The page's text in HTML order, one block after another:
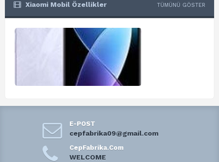
Xiaomi Mobil Özellikler TÜMÜNÜ GÖSTER
E-POST
cepfabrika09@gmail.com
CepFabrika.Com
WELCOME